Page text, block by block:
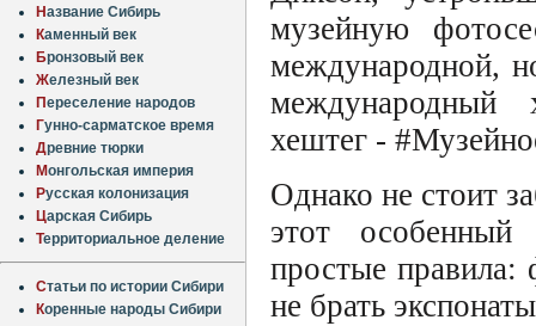
Название Сибирь
Каменный век
Бронзовый век
Железный век
Переселение народов
Гунно-сарматское время
Древние тюрки
Монгольская империя
Русская колонизация
Царская Сибирь
Территориальное деление
Статьи по истории Сибири
Коренные народы Сибири
музейную
международной,
международный
хештег -
Однако не стоит
этот особенный
простые правила:
не брать